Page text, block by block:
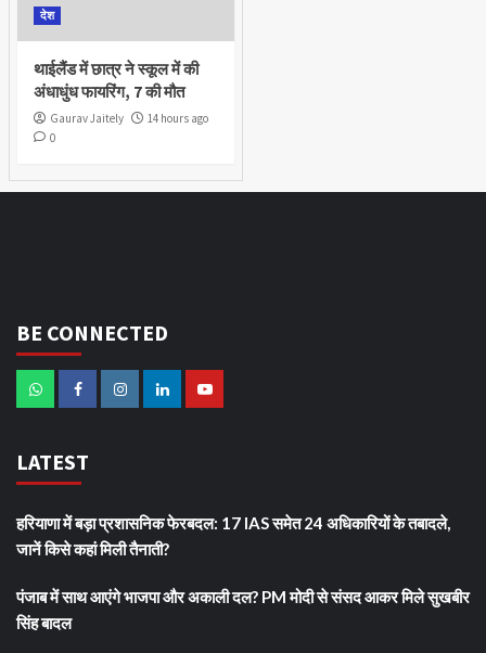
देश
थाईलैंड में छात्र ने स्कूल में की
अंधाधुंध फायरिंग, 7 की मौत
Gaurav Jaitely
14 hours ago
0
BE CONNECTED
LATEST
हरियाणा में बड़ा प्रशासनिक फेरबदल: 17 IAS समेत 24 अधिकारियों के तबादले,
जानें किसे कहां मिली तैनाती?
पंजाब में साथ आएंगे भाजपा और अकाली दल? PM मोदी से संसद आकर मिले सुखबीर
सिंह बादल